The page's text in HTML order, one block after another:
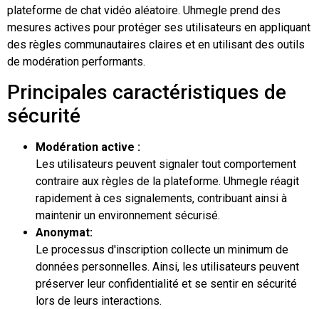
plateforme de chat vidéo aléatoire. Uhmegle prend des
mesures actives pour protéger ses utilisateurs en appliquant
des règles communautaires claires et en utilisant des outils
de modération performants.
Principales caractéristiques de
sécurité
Modération active :
Les utilisateurs peuvent signaler tout comportement
contraire aux règles de la plateforme. Uhmegle réagit
rapidement à ces signalements, contribuant ainsi à
maintenir un environnement sécurisé.
Anonymat:
Le processus d'inscription collecte un minimum de
données personnelles. Ainsi, les utilisateurs peuvent
préserver leur confidentialité et se sentir en sécurité
lors de leurs interactions.